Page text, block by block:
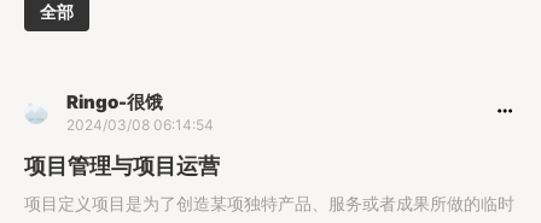
全部
Ringo-很饿
2024/03/08 06:14:54
项目管理与项目运营
项目定义项目是为了创造某项独特产品、服务或者成果所做的临时